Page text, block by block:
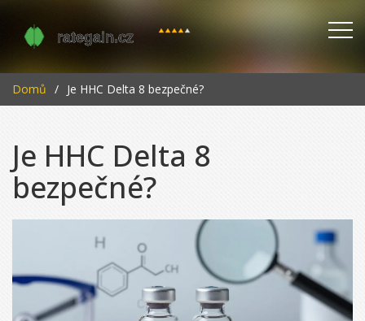
Domů Je HHC Delta 8 bezpečné?
Je HHC Delta 8
bezpečné?